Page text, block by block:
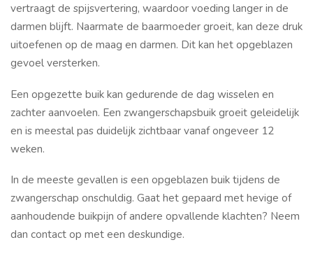
vertraagt de spijsvertering, waardoor voeding langer in de
darmen blijft. Naarmate de baarmoeder groeit, kan deze druk
uitoefenen op de maag en darmen. Dit kan het opgeblazen
gevoel versterken.
Een opgezette buik kan gedurende de dag wisselen en
zachter aanvoelen. Een zwangerschapsbuik groeit geleidelijk
en is meestal pas duidelijk zichtbaar vanaf ongeveer 12
weken.
In de meeste gevallen is een opgeblazen buik tijdens de
zwangerschap onschuldig. Gaat het gepaard met hevige of
aanhoudende buikpijn of andere opvallende klachten? Neem
dan contact op met een deskundige.